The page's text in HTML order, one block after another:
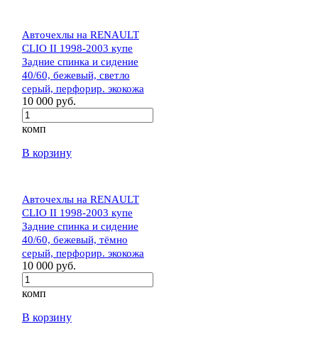
Авточехлы на RENAULT
CLIO II 1998-2003 купе
Задние спинка и сидение
40/60, бежевый, светло
серый, перфорир. экокожа
10 000 руб.
комп
В корзину
Авточехлы на RENAULT
CLIO II 1998-2003 купе
Задние спинка и сидение
40/60, бежевый, тёмно
серый, перфорир. экокожа
10 000 руб.
комп
В корзину